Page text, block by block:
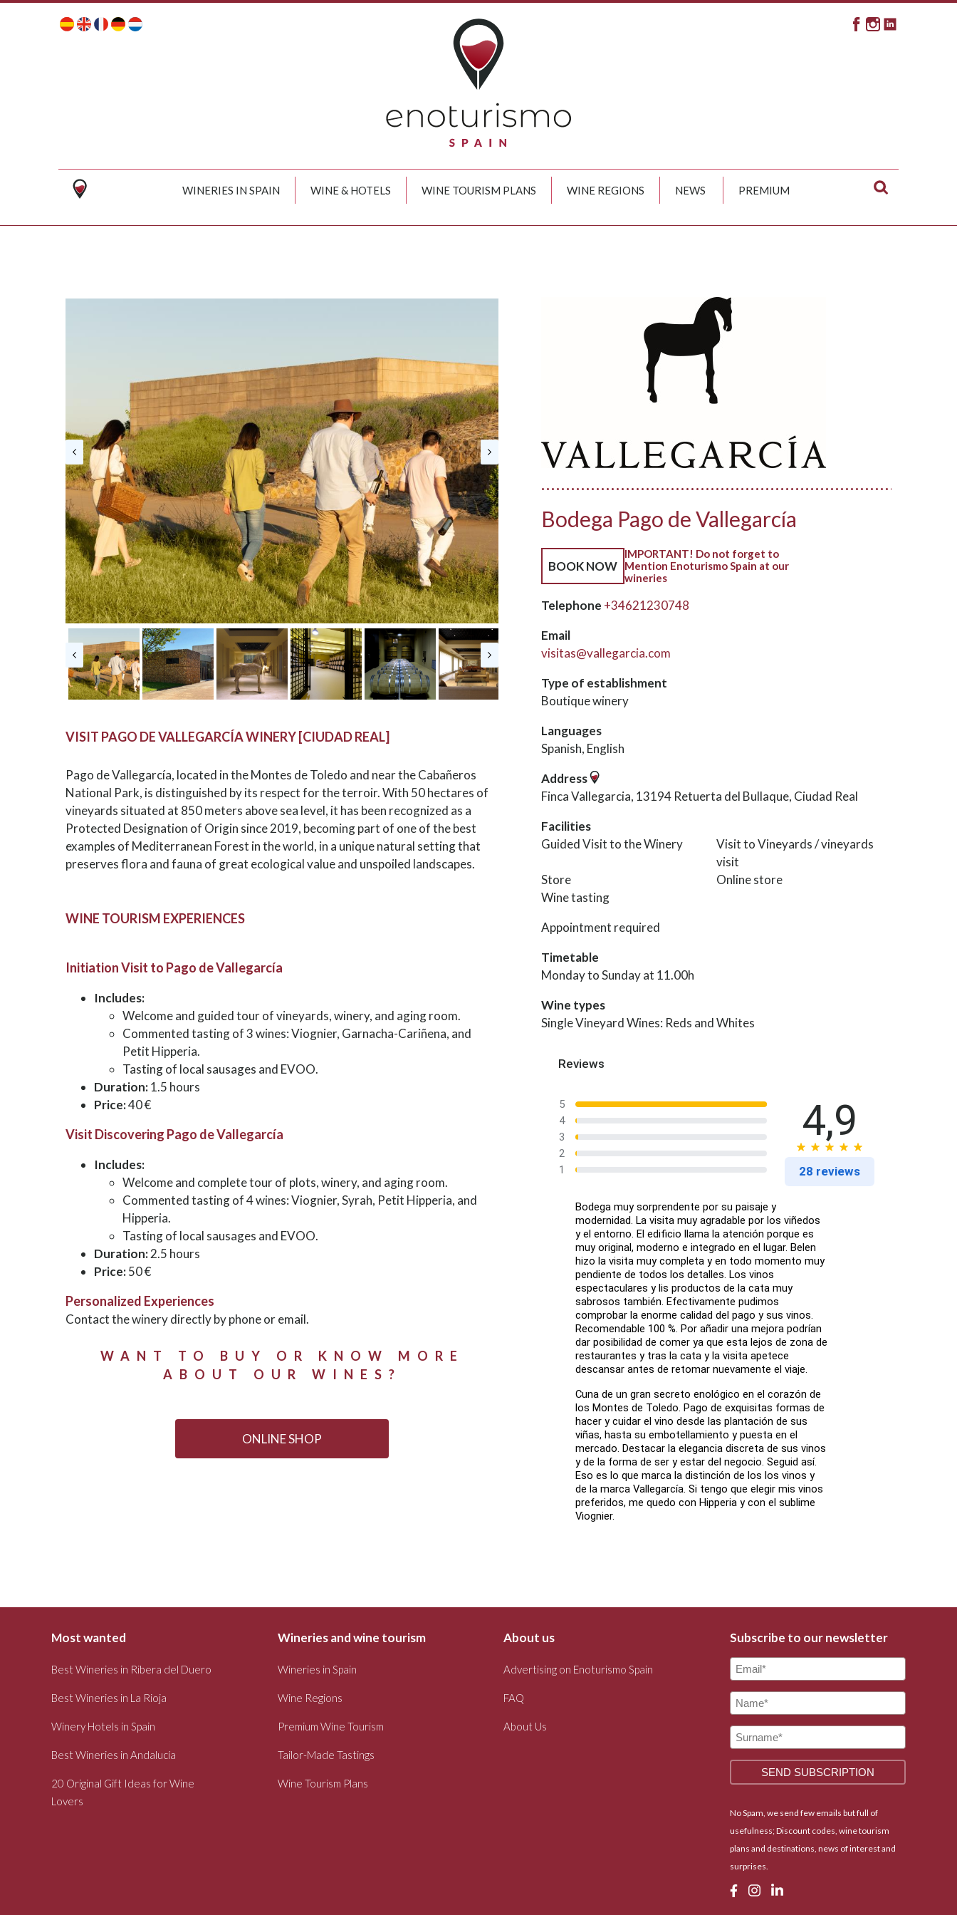
WINERIES IN SPAIN WINE & HOTELS WINE TOURISM PLANS WINE REGIONS NEWS PREMIUM
VISIT PAGO DE VALLEGARCÍA WINERY [CIUDAD REAL]
Pago de Vallegarcía, located in the Montes de Toledo and near the Cabañeros
National Park, is distinguished by its respect for the terroir. With 50 hectares of
vineyards situated at 850 meters above sea level, it has been recognized as a
Protected Designation of Origin since 2019, becoming part of one of the best
examples of Mediterranean Forest in the world, in a unique natural setting that
preserves flora and fauna of great ecological value and unspoiled landscapes.
WINE TOURISM EXPERIENCES
Initiation Visit to Pago de Vallegarcía
Includes:
Welcome and guided tour of vineyards, winery, and aging room.
Commented tasting of 3 wines: Viognier, Garnacha-Cariñena, and
Petit Hipperia.
Tasting of local sausages and EVOO.
Duration:1.5 hours
Price:40 €
Visit Discovering Pago de Vallegarcía
Includes:
Welcome and complete tour of plots, winery, and aging room.
Commented tasting of 4 wines: Viognier, Syrah, Petit Hipperia, and
Hipperia.
Tasting of local sausages and EVOO.
Duration:2.5 hours
Price:50 €
Personalized Experiences
Contact the winery directly by phone or email.
WANT TO BUY OR KNOW MORE
ABOUT OUR WINES?
ONLINE SHOP
Bodega Pago de Vallegarcía
BOOK NOW
IMPORTANT! Do not forget to
Mention Enoturismo Spain at our
wineries
Telephone +34621230748
Email
visitas@vallegarcia.com
Type of establishment
Boutique winery
Languages
Spanish, English
Address
Finca Vallegarcia, 13194 Retuerta del Bullaque, Ciudad Real
Facilities
Guided Visit to the Winery
Visit to Vineyards / vineyards
visit
Store
Online store
Wine tasting
Appointment required
Timetable
Monday to Sunday at 11.00h
Wine types
Single Vineyard Wines: Reds and Whites
Reviews
5
4
3
2
1
4,9
28 reviews
Bodega muy sorprendente por su paisaje y
modernidad. La visita muy agradable por los viñedos
y el entorno. El edificio llama la atención porque es
muy original, moderno e integrado en el lugar. Belen
hizo la visita muy completa y en todo momento muy
pendiente de todos los detalles. Los vinos
espectaculares y lis productos de la cata muy
sabrosos también. Efectivamente pudimos
comprobar la enorme calidad del pago y sus vinos.
Recomendable 100 %. Por añadir una mejora podrían
dar posibilidad de comer ya que esta lejos de zona de
restaurantes y tras la cata y la visita apetece
descansar antes de retomar nuevamente el viaje.
Cuna de un gran secreto enológico en el corazón de
los Montes de Toledo. Pago de exquisitas formas de
hacer y cuidar el vino desde las plantación de sus
viñas, hasta su embotellamiento y puesta en el
mercado. Destacar la elegancia discreta de sus vinos
y de la forma de ser y estar del negocio. Seguid así.
Eso es lo que marca la distinción de los los vinos y
de la marca Vallegarcía. Si tengo que elegir mis vinos
preferidos, me quedo con Hipperia y con el sublime
Viognier.
Most wanted
Best Wineries in Ribera del Duero
Best Wineries in La Rioja
Winery Hotels in Spain
Best Wineries in Andalucía
20 Original Gift Ideas for Wine
Lovers
Wineries and wine tourism
Wineries in Spain
Wine Regions
Premium Wine Tourism
Tailor-Made Tastings
Wine Tourism Plans
About us
Advertising on Enoturismo Spain
FAQ
About Us
Subscribe to our newsletter
No Spam, we send few emails but full of
usefulness; Discount codes, wine tourism
plans and destinations, news of interest and
surprises.